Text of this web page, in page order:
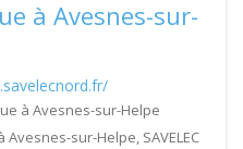
à Avesnes-sur-
à Avesnes-sur-Helpe
sur-Helpe, SAVELEC